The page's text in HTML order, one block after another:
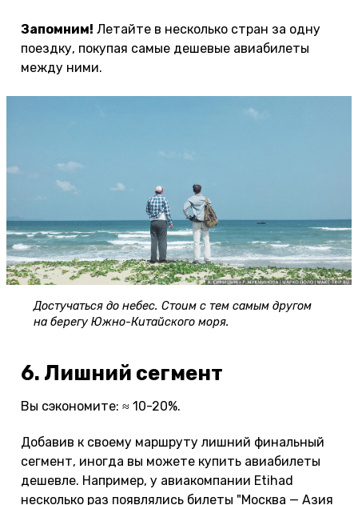
Запомним! Летайте в несколько стран за одну
поездку, покупая самые дешевые авиабилеты
между ними.
Достучаться до небес. Стоим с тем самым другом
на берегу Южно-Китайского моря.
6. Лишний сегмент
Вы сэкономите: ≈ 10-20%.
Добавив к своему маршруту лишний финальный
сегмент, иногда вы можете купить авиабилеты
дешевле. Например, у авиакомпании Etihad
несколько раз появлялись билеты "Москва — Азия